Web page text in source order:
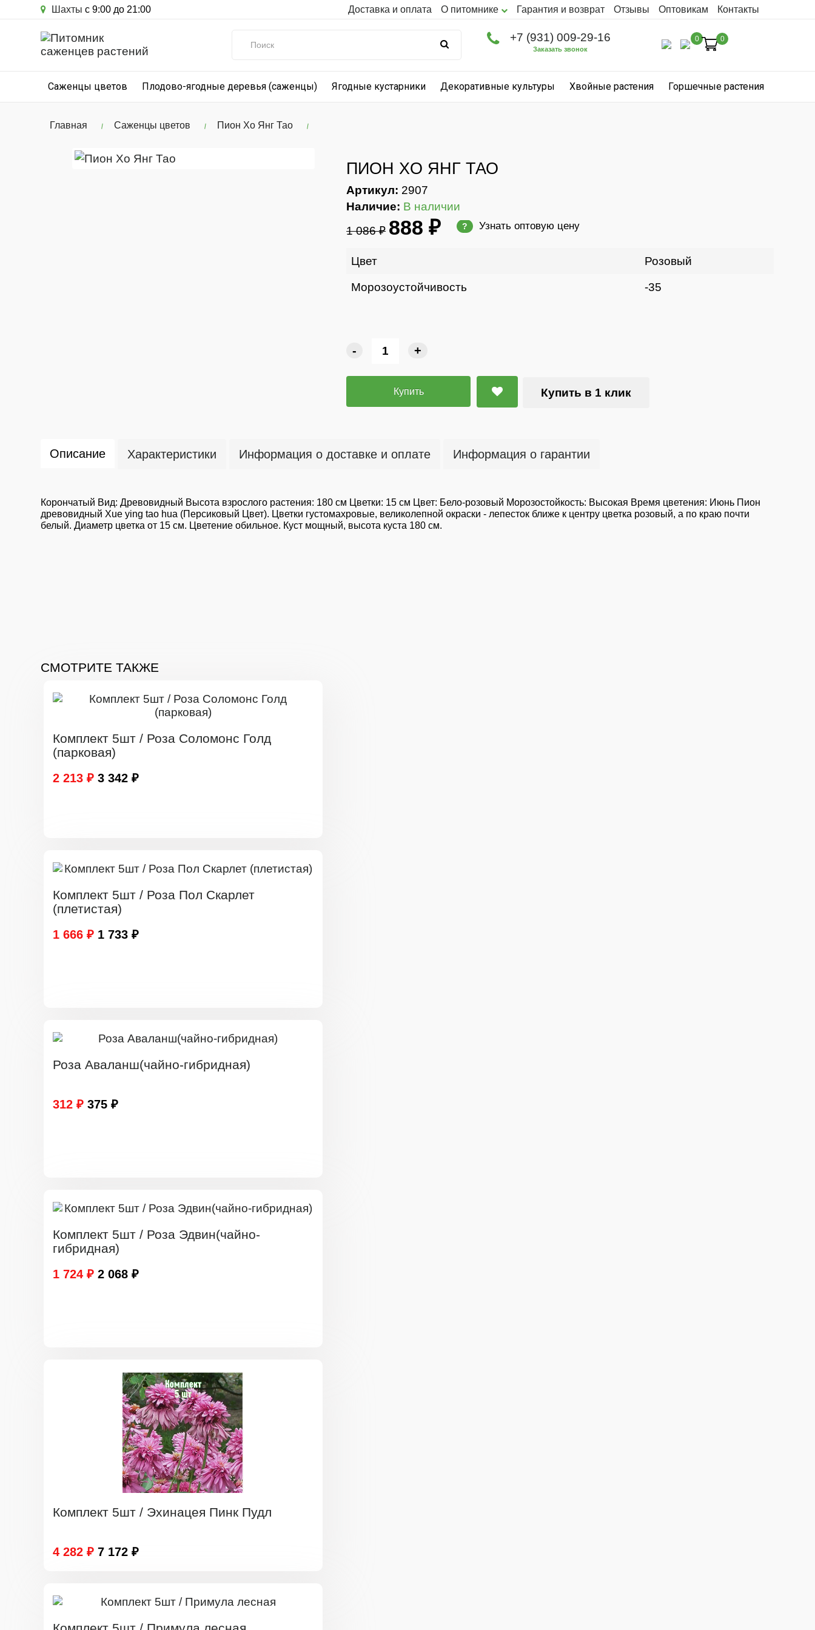
Шахты с 9:00 до 21:00 Доставка и оплата О питомнике Гарантия и возврат Отзывы Оптовикам Контакты
+7 (931) 009-29-16
Заказать звонок
0 0
Саженцы цветов Плодово-ягодные деревья (саженцы) Ягодные кустарники Декоративные культуры Хвойные растения Горшечные растения
Главная Саженцы цветов Пион Xо Янг Тао
ПИОН XО ЯНГ ТАО
Артикул: 2907
Наличие: В наличии
1 086 ₽ 888 ₽ ? Узнать оптовую цену
Цвет Розовый
Морозоустойчивость -35
- +
Купить Купить в 1 клик
Описание Характеристики Информация о доставке и оплате Информация о гарантии
Корончатый Вид: Древовидный Высота взрослого растения: 180 см Цветки: 15 см Цвет: Бело-розовый Морозостойкость: Высокая Время цветения: Июнь Пион
древовидный Xue ying tao hua (Персиковый Цвет). Цветки густомахровые, великолепной окраски - лепесток ближе к центру цветка розовый, а по краю почти
белый. Диаметр цветка от 15 см. Цветение обильное. Куст мощный, высота куста 180 см.
СМОТРИТЕ ТАКЖЕ
Комплект 5шт / Роза Соломонс Голд
(парковая)
2 213 ₽ 3 342 ₽
Комплект 5шт / Роза Пол Скарлет
(плетистая)
1 666 ₽ 1 733 ₽
Роза Аваланш(чайно-гибридная)
312 ₽ 375 ₽
Комплект 5шт / Роза Эдвин(чайно-
гибридная)
1 724 ₽ 2 068 ₽
Комплект 5шт / Эхинацея Пинк Пудл
4 282 ₽ 7 172 ₽